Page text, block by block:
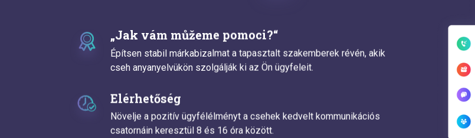
„Jak vám můžeme pomoci?“
Építsen stabil márkabizalmat a tapasztalt szakemberek révén, akik
cseh anyanyelvükön szolgálják ki az Ön ügyfeleit.
Elérhetőség
Növelje a pozitív ügyfélélményt a csehek kedvelt kommunikációs
csatornáin keresztül 8 és 16 óra között.